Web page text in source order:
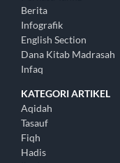
Berita
Infografik
English Section
Dana Kitab Madrasah
Infaq
KATEGORI ARTIKEL
Aqidah
Tasauf
Fiqh
Hadis